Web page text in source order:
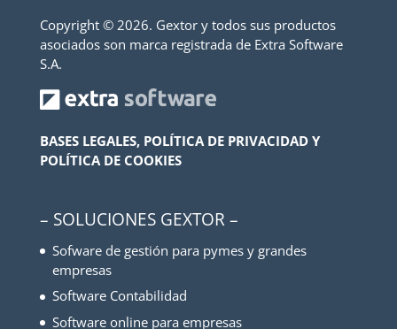
Copyright © 2026. Gextor y todos sus productos
asociados son marca registrada de Extra Software
S.A.
BASES LEGALES, POLÍTICA DE PRIVACIDAD Y
POLÍTICA DE COOKIES
– SOLUCIONES GEXTOR –
Sofware de gestión para pymes y grandes
empresas
Software Contabilidad
Software online para empresas